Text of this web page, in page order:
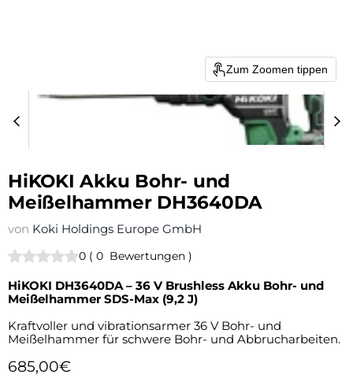
Zum Zoomen tippen
HiKOKI Akku Bohr- und
Meißelhammer DH3640DA
von Koki Holdings Europe GmbH
0 ( 0 Bewertungen )
HiKOKI DH3640DA – 36 V Brushless Akku Bohr- und
Meißelhammer SDS-Max (9,2 J)
Kraftvoller und vibrationsarmer 36 V Bohr- und
Meißelhammer für schwere Bohr- und Abbrucharbeiten.
Aktueller Preis
685,00€